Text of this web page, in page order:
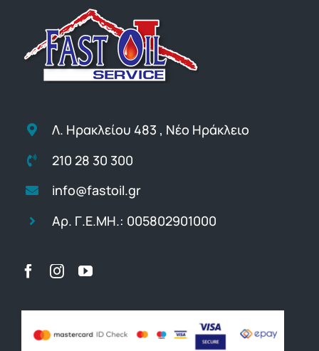
Λ. Ηρακλείου 483 , Νέο Ηράκλειο
210 28 30 300
info@fastoil.gr
Αρ. Γ.Ε.ΜΗ.: 005802901000